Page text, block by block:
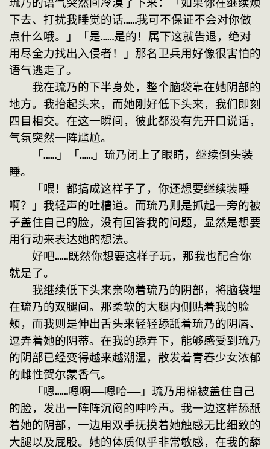
琉乃的语气突然间冷漠了下来：「如果你在继续烦
下去、打扰我睡觉的话……我可不保证不会对你做
点什么哦。」「是……是的！属下这就告退，绝对
用尽全力找出入侵者！」那名卫兵用好像很害怕的
语气逃走了。
我在琉乃的下半身处，整个脑袋靠在她阴部的
地方。我抬起头来，而她刚好低下头来，我们即刻
四目相交。在这一瞬间，彼此都没有先开口说话，
气氛突然一阵尴尬。
「……」「……」琉乃闭上了眼睛，继续倒头装
睡。
「喂！都搞成这样子了，你还想要继续装睡
啊？」我轻声的吐槽道。而琉乃则是抓起一旁的被
子盖住自己的脸，没有回答我的问题，显然是想要
用行动来表达她的想法。
好吧……既然你想要这样子玩，那我也配合你
就是了。
我继续低下头来亲吻着琉乃的阴部，将脑袋埋
在琉乃的双腿间。那柔软的大腿内侧贴着我的脸
颊，而我则是伸出舌头来轻轻舔舐着琉乃的阴唇、
逗弄着她的阴蒂。在我的舔弄下，能够感受到琉乃
的阴部已经变得越来越潮湿，散发着青春少女浓郁
的雌性贺尔蒙香气。
「嗯……嗯啊——嗯哈——」琉乃用棉被盖住自己
的脸，发出一阵阵沉闷的呻吟声。我一边这样舔舐
着她的阴部，一边用双手抚摸着她触感无比细致的
大腿以及屁股。她的体质似乎非常敏感，在我的舔